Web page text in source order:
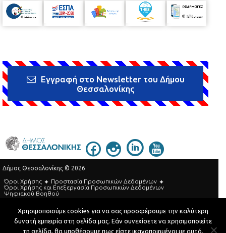
Εγγραφή στο Newsletter του Δήμου
Θεσσαλονίκης
Δήμος Θεσσαλονίκης © 2026
Όροι Χρήσης
Προστασία Προσωπικών Δεδομένων
Όροι Xρήσης και Eπεξεργασία Προσωπικών Δεδομένων
Ψηφιακού Βοηθού
Τηλεφωνικός Κατάλογος
Developed by MyCompany Projects
Χρησιμοποιούμε cookies για να σας προσφέρουμε την καλύτερη
δυνατή εμπειρία στη σελίδα μας. Εάν συνεχίσετε να χρησιμοποιείτε
τη σελίδα, θα υποθέσουμε πως είστε ικανοποιημένοι με αυτό.